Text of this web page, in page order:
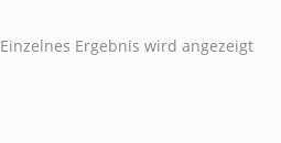
Einzelnes Ergebnis wird angezeigt